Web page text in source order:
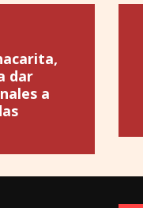
dar
a